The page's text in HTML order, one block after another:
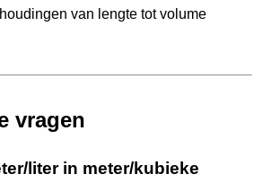
van lengte tot volume
vragen
liter in meter/kubieke